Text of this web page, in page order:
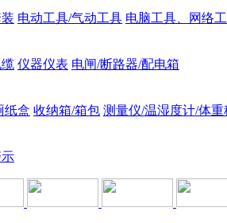
电动工具/气动工具 电脑工具、网络
仪器仪表 电闸/断路器/配电箱
纸盒 收纳箱/箱包 测量仪/温湿度计/体重